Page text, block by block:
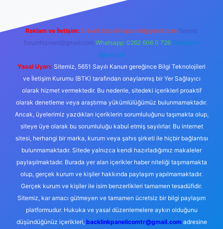
Reklam ve İletişim: E-mail: backlinkpaneli@gmail.com Teams:
forumhizmeti@gmail.com Whatsapp: 0262 606 0 726 Telegram:
@karabul
Yasal Uyarı: Sitemiz, 5651 Sayılı Kanun gereğince Bilgi Teknolojileri
ve İletişim Kurumu (BTK) tarafından onaylanmış bir Yer Sağlayıcı
olarak hizmet vermektedir. Bu nedenle, sitedeki içerikleri proaktif
olarak denetleme veya araştırma yükümlülüğümüz bulunmamaktadır.
Ancak, üyelerimiz yazdıkları içeriklerin sorumluluğunu taşımakta olup,
siteye üye olarak bu sorumluluğu kabul etmiş sayılırlar. Bu internet
sitesi, herhangi bir marka, kurum veya şahıs şirketi ile hiçbir bağlantısı
bulunmamaktadır. Sitede yalnızca kendi hazırladığımız makaleler
paylaşılmaktadır. Burada yer alan içerikler haber niteliği taşımamakta
olup, gerçek kurum ve kişiler hakkında paylaşım yapılmamaktadır.
Gerçek kurum ve kişiler ile isim benzerlikleri tamamen tesadüfidir.
Sitemiz, kar amacı gütmeyen ve tamamen ücretsiz bir bilgi paylaşım
platformudur. Hukuka ve yasal düzenlemelere aykırı olduğunu
düşündüğünüz içerikleri, backlinkpanelicomtr@gmail.comadresine